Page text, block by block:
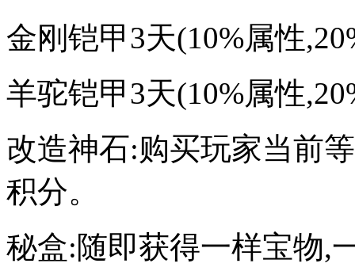
金刚铠甲3天(10%属性
羊驼铠甲3天(10%属性
改造神石:购买玩家当前
积分。
秘盒:随即获得一样宝物,